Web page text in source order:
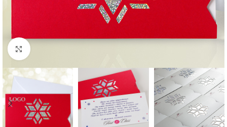
Click to enlarge